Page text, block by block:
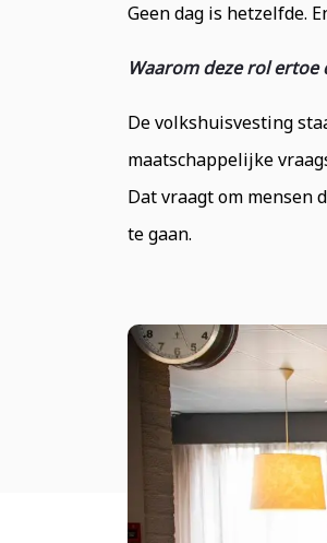
Geen dag is hetzelfde.
Waarom deze rol ertoe
De volkshuisvesting
maatschappelijke
Dat vraagt om mensen
te gaan.